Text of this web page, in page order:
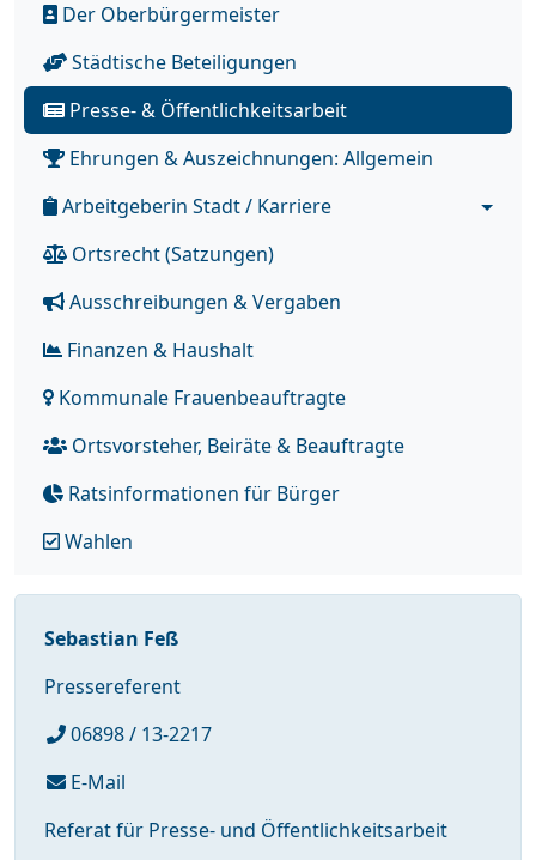
Der Oberbürgermeister
Städtische Beteiligungen
Presse- & Öffentlichkeitsarbeit
Ehrungen & Auszeichnungen: Allgemein
Arbeitgeberin Stadt / Karriere
Ortsrecht (Satzungen)
Ausschreibungen & Vergaben
Finanzen & Haushalt
Kommunale Frauenbeauftragte
Ortsvorsteher, Beiräte & Beauftragte
Ratsinformationen für Bürger
Wahlen
Sebastian Feß
Pressereferent
06898 / 13-2217
E-Mail
Referat für Presse- und Öffentlichkeitsarbeit